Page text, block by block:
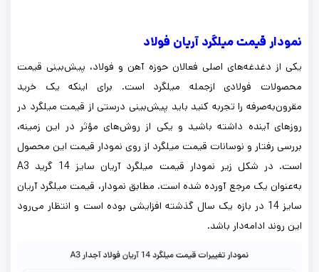
نمودار قیمت میلگرد آریان فولاد
یکی از دغدغه‌های اصلی فعالان حوزه آهن و فولاد، پیش‌بینی قیمت
محصولات فولادی ازجمله میلگرد است. برای اینکه یک خرید
مقرون‌به‌صرفه را تجربه کنید باید پیش‌بینی درستی از قیمت میلگرد در
روزهای آینده داشته باشید و یکی از روش‌های مؤثر در این زمینه،
بررسی رفتار و نوسانات قیمت میلگرد از روی نمودار قیمت این محصول
است. در شکل زیر نمودار قیمت میلگرد آریان سایز 14 گرید A3
به‌عنوان یک مرجع آورده شده است. مطابق نمودار، قیمت میلگرد آریان
سایز 14 در بازه یک سال گذشته افزایشی بوده است و انتظار می‌رود
این روند ادامه‌دار باشد.